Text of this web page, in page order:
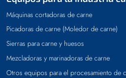
Máquinas cortadoras de carne
Picadoras de carne (Moledor de carne)
Sierras para carne y huesos
Mezcladoras y marinadoras de carne
Otros equipos para el procesamiento de